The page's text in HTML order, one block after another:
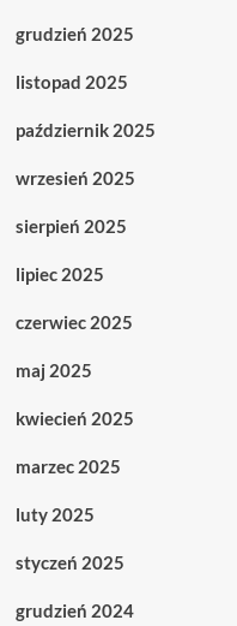
grudzień 2025
listopad 2025
październik 2025
wrzesień 2025
sierpień 2025
lipiec 2025
czerwiec 2025
maj 2025
kwiecień 2025
marzec 2025
luty 2025
styczeń 2025
grudzień 2024